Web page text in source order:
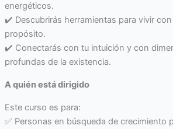
energéticos.
✔️ Descubrirás herramientas para vivir
propósito.
✔️ Conectarás con tu intuición y con
profundas de la existencia.
A quién está dirigido
Este curso es para:
✅ Personas en búsqueda de crecimiento